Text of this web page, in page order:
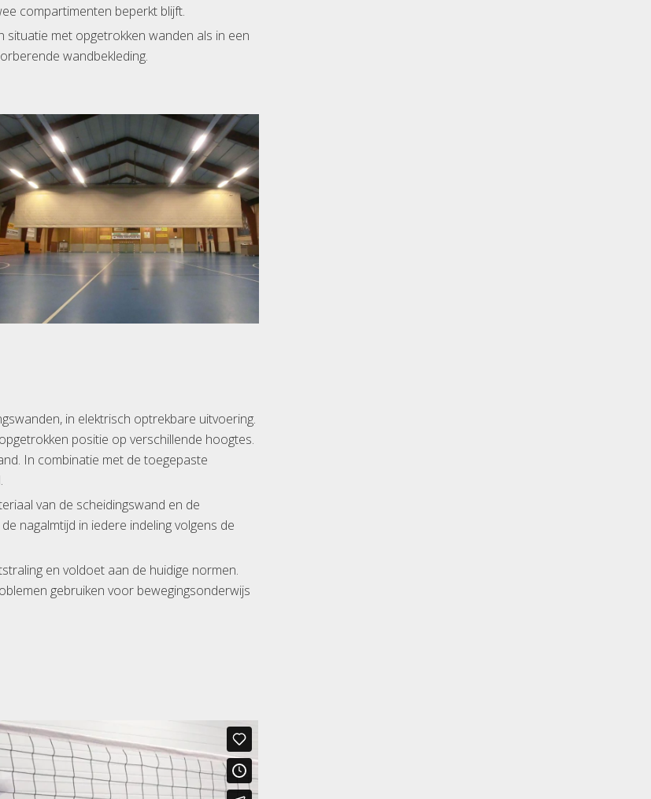
compartimenten beperkt blijft.
met opgetrokken wanden als in een
wandbekleding.
in elektrisch optrekbare uitvoering.
positie op verschillende hoogtes.
In combinatie met de toegepaste
van de scheidingswand en de
nagalmtijd in iedere indeling volgens de
en voldoet aan de huidige normen.
gebruiken voor bewegingsonderwijs